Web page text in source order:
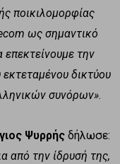
ποικιλομορφίας
ως σημαντικό
την
δικτύου
συνόρων».
Ψυρρής δήλωσε:
από την ίδρυσή της,